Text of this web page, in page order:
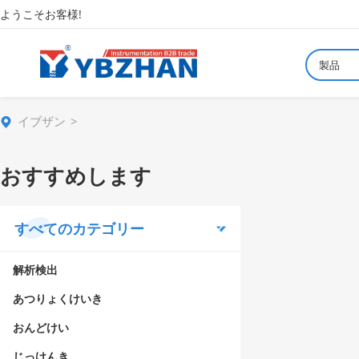
ようこそお客様!
製品
イブザン
おすすめします
すべてのカテゴリー
解析検出
あつりょくけいき
おんどけい